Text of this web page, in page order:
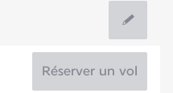
Réserver un vol